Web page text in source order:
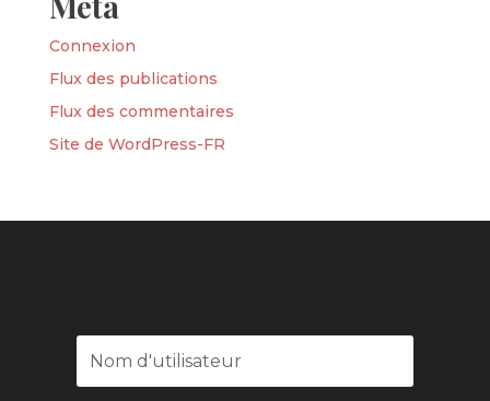
Connexion
Flux des publications
Flux des commentaires
Site de WordPress-FR